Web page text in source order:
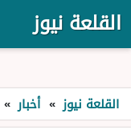
القلعة نيوز
القلعة نيوز » أخبار »